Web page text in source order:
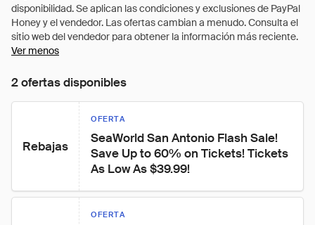
Ver menos
2 ofertas disponibles
Rebajas
OFERTA
SeaWorld San Antonio Flash Sale!
Save Up to 60% on Tickets! Tickets
As Low As $39.99!
OFERTA